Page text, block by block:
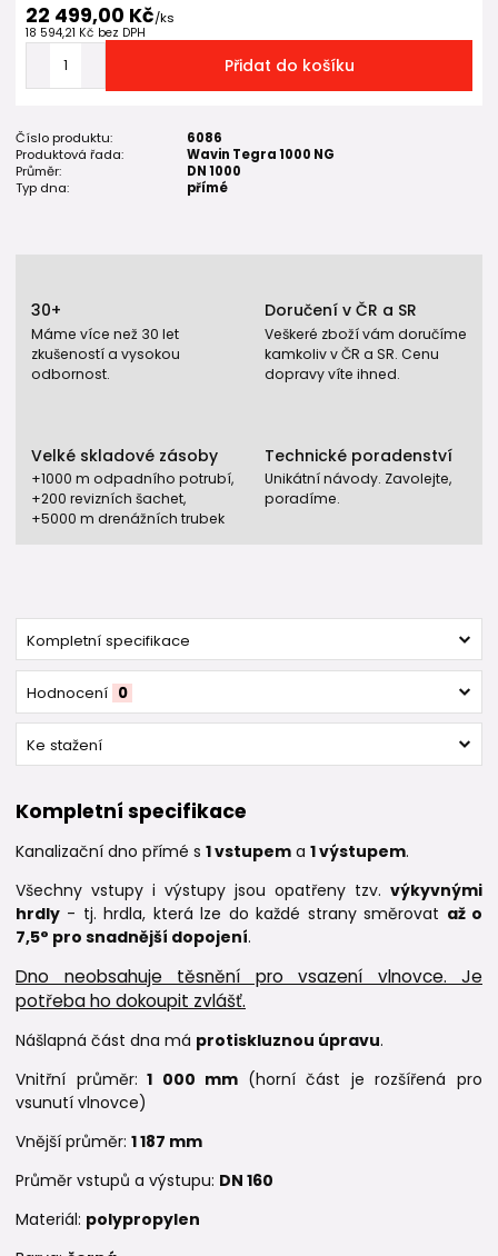
22 499,00 Kč/ks
18 594,21 Kč bez DPH
Přidat do košíku
Číslo produktu:
6086
Produktová řada:
Wavin Tegra 1000 NG
Průměr:
DN 1000
Typ dna:
přímé
30+
Máme více než 30 let
zkušeností a vysokou
odbornost.
Doručení v ČR a SR
Veškeré zboží vám doručíme
kamkoliv v ČR a SR. Cenu
dopravy víte ihned.
Velké skladové zásoby
+1000 m odpadního potrubí,
+200 revizních šachet,
+5000 m drenážních trubek
Technické poradenství
Unikátní návody. Zavolejte,
poradíme.
Kompletní specifikace
Hodnocení 0
Ke stažení
Kompletní specifikace
Kanalizační dno přímé s 1 vstupem a 1 výstupem.
Všechny vstupy i výstupy jsou opatřeny tzv. výkyvnými
hrdly - tj. hrdla, která lze do každé strany směrovat až o
7,5° pro snadnější dopojení.
Dno neobsahuje těsnění pro vsazení vlnovce. Je
potřeba ho dokoupit zvlášť.
Nášlapná část dna má protiskluznou úpravu.
Vnitřní průměr: 1 000 mm (horní část je rozšířená pro
vsunutí vlnovce)
Vnější průměr: 1 187 mm
Průměr vstupů a výstupu: DN 160
Materiál: polypropylen